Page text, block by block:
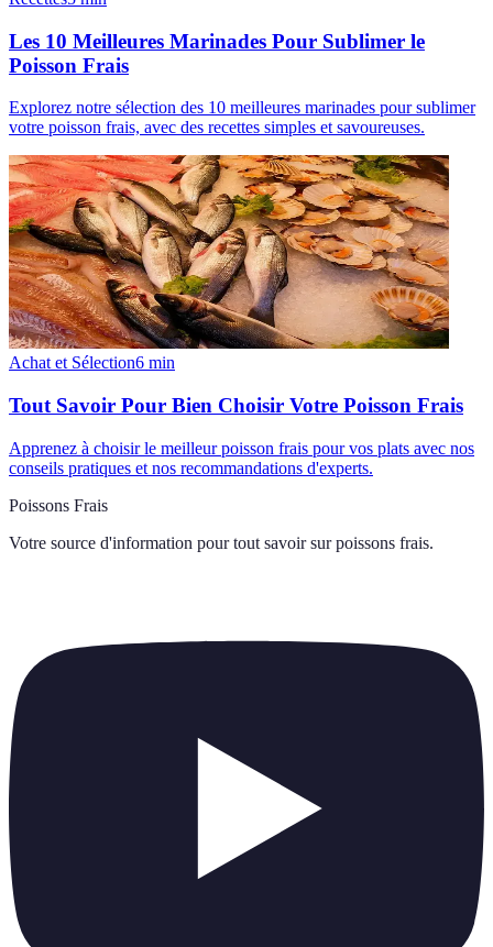
Les 10 Meilleures Marinades Pour Sublimer le
Poisson Frais
Explorez notre sélection des 10 meilleures marinades pour sublimer
votre poisson frais, avec des recettes simples et savoureuses.
Achat et Sélection6 min
Tout Savoir Pour Bien Choisir Votre Poisson Frais
Apprenez à choisir le meilleur poisson frais pour vos plats avec nos
conseils pratiques et nos recommandations d'experts.
Poissons Frais
Votre source d'information pour tout savoir sur poissons frais.